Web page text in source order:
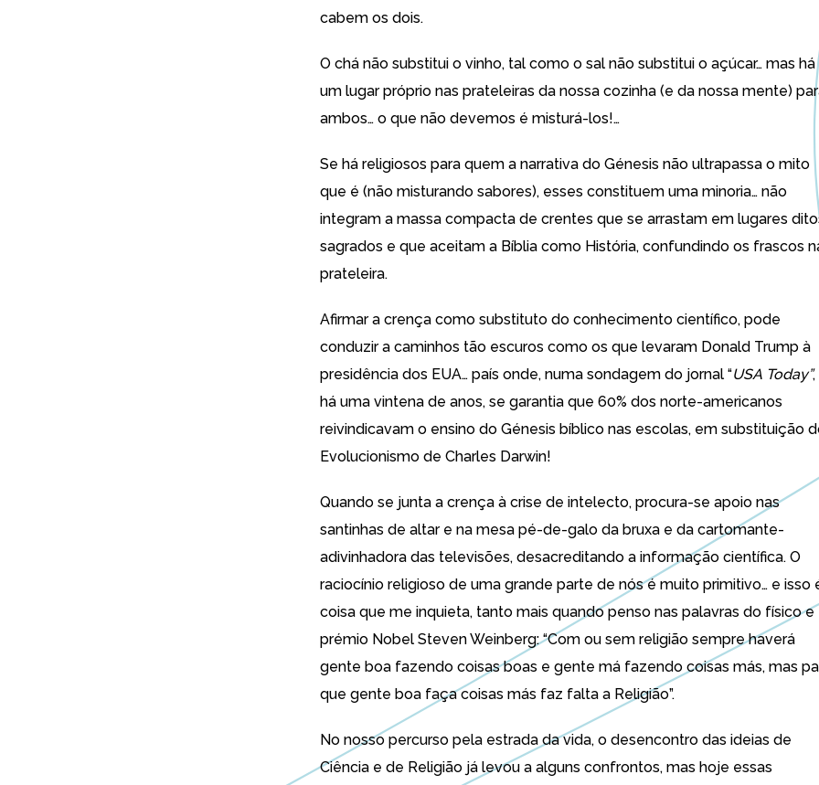
cabem os dois.
O chá não substitui o vinho, tal como o sal não substitui o açúcar… mas há
um lugar próprio nas prateleiras da nossa cozinha (e da nossa mente)
ambos… o que não devemos é misturá-los!…
Se há religiosos para quem a narrativa do Génesis não ultrapassa o mito
que é (não misturando sabores), esses constituem uma minoria… não
integram a massa compacta de crentes que se arrastam em lugares
sagrados e que aceitam a Bíblia como História, confundindo os frascos
prateleira.
Afirmar a crença como substituto do conhecimento científico, pode
conduzir a caminhos tão escuros como os que levaram Donald Trump à
presidência dos EUA… país onde, numa sondagem do jornal “USA Today”,
há uma vintena de anos, se garantia que 60% dos norte-americanos
reivindicavam o ensino do Génesis bíblico nas escolas, em substituição
Evolucionismo de Charles Darwin!
Quando se junta a crença à crise de intelecto, procura-se apoio nas
santinhas de altar e na mesa pé-de-galo da bruxa e da cartomante-
adivinhadora das televisões, desacreditando a informação científica. O
raciocínio religioso de uma grande parte de nós é muito primitivo… e isso
coisa que me inquieta, tanto mais quando penso nas palavras do físico e
prémio Nobel Steven Weinberg: “Com ou sem religião sempre haverá
gente boa fazendo coisas boas e gente má fazendo coisas más, mas
que gente boa faça coisas más faz falta a Religião”.
No nosso percurso pela estrada da vida, o desencontro das ideias de
Ciência e de Religião já levou a alguns confrontos, mas hoje essas